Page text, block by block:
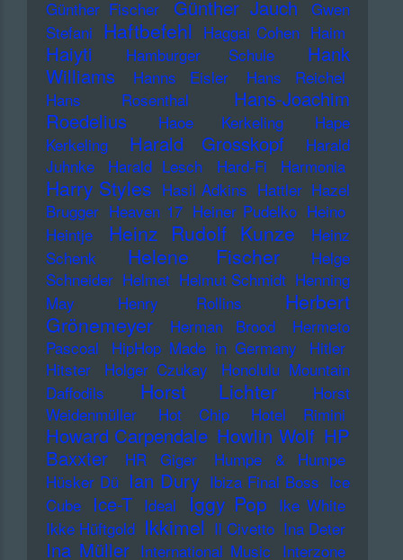
Günther Fischer
Günther Jauch
Gwen
Stefani Haftbefehl Haggai Cohen Haim
Haiyti Hamburger Schule
Hank
Williams
Hanns Eisler
Hans Reichel
Hans Rosenthal
Hans-Joachim
Roedelius
Haoe Kerkeling
Hape
Kerkeling
Harald Grosskopf
Harald
Juhnke
Harald Lesch Hard-Fi Harmonia
Harry Styles Hasil Adkins Hattler Hazel
Brugger Heaven 17 Heiner Pudelko Heino
Heintje
Heinz Rudolf Kunze
Heinz
Schenk
Helene Fischer
Helge
Schneider Helmet Helmut Schmidt Henning
May
Henry Rollins
Herbert
Grönemeyer
Herman Brood
Hermeto
Pascoal
HipHop Made in Germany
Hitler
Hitster
Holger Czukay
Honolulu Mountain
Daffodils
Horst Lichter
Horst
Weidenmüller
Hot Chip Hotel Rimini
Howard Carpendale Howlin Wolf HP
Baxxter
HR Giger
Humpe & Humpe
Hüsker Dü Ian Dury Ibiza Final Boss Ice
Cube
Ice-T Ideal Iggy Pop Ike White
Ikke Hüftgold Ikkimel Il Civetto Ina Deter
Ina Müller International Music Interzone